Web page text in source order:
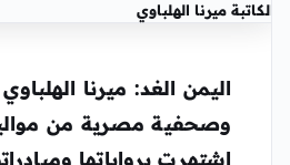
الكاتبة ميرنا الهلباوي
اليمن الغد: ميرنا
وصحفية مصرية من
اشتهرت برواياتها